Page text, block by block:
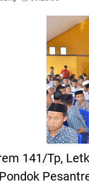
141/Tp,